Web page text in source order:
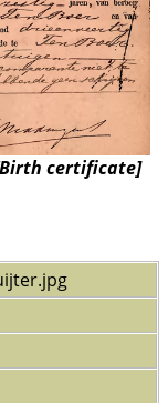
certificate]